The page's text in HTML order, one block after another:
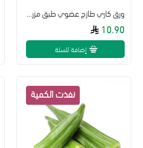
10.90
إضافة للسلة